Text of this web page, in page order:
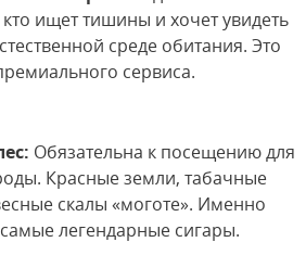
кто ищет тишины и хочет увидеть
среде обитания. Это
сервиса.
Обязательна к посещению для
Красные земли, табачные
скалы «моготе». Именно
легендарные сигары.